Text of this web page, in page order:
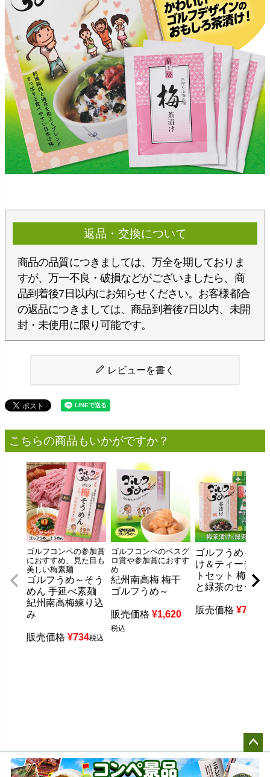
返品・交換について
商品の品質につきましては、万全を期しておりま
すが、万一不良・破損などがございましたら、商
品到着後7日以内にお知らせください。お客様都合
の返品につきましては、商品到着後7日以内、未開
封・未使用に限り可能です。
レビューを書く
こちらの商品もいかがですか？
ゴルフコンペの参加賞
におすすめ、見た目も
美しい梅素麺
ゴルフうめ～そう
めん 手延べ素麺
紀州南高梅練り込
み
販売価格 ¥734税込
ゴルフコンペのベスグ
ロ賞や参加賞におすす
め
紀州南高梅 梅干
ゴルフうめ～
販売価格 ¥1,620
税込
ゴルフうめ～茶
け＆ティーチョ
トセット 梅茶漬
と緑茶のセット
販売価格 ¥788
ペー